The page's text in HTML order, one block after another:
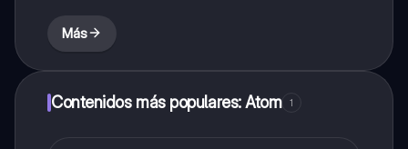
Más
Contenidos más populares: Atom 1